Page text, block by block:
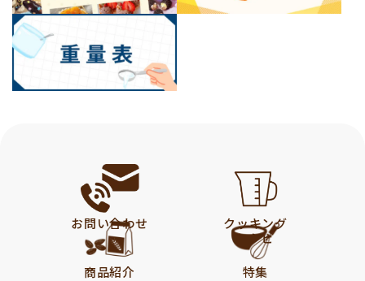
お問い合わせ
クッキング
レシピ
商品紹介
特集